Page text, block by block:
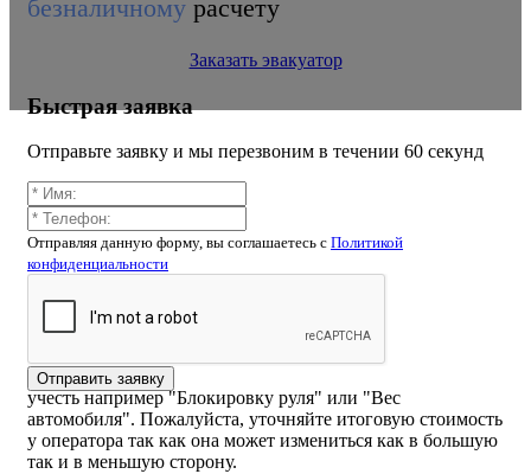
безналичному расчету
Заказать эвакуатор
Быстрая заявка
Отправьте заявку и мы перезвоним в течении 60 секунд
Отправляя данную форму, вы соглашаетесь c Политикой
конфиденциальности
Отправить заявку
Калькулятор расчёта стоимости
эвакуатора Андроньевская
набережная
ВНИМАНИЕ! Стоимость рассчитанная самостоятельно
от конечной из-за того что при расчете вы могли не
учесть например "Блокировку руля" или "Вес
автомобиля". Пожалуйста, уточняйте итоговую стоимость
у оператора так как она может измениться как в большую
так и в меньшую сторону.